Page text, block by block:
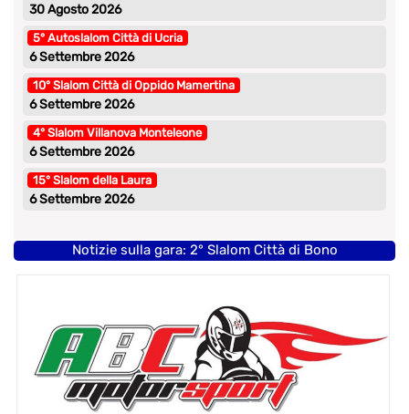
30 Agosto 2026
5° Autoslalom Città di Ucria
6 Settembre 2026
10° Slalom Città di Oppido Mamertina
6 Settembre 2026
4° Slalom Villanova Monteleone
6 Settembre 2026
15° Slalom della Laura
6 Settembre 2026
Notizie sulla gara: 2° Slalom Città di Bono